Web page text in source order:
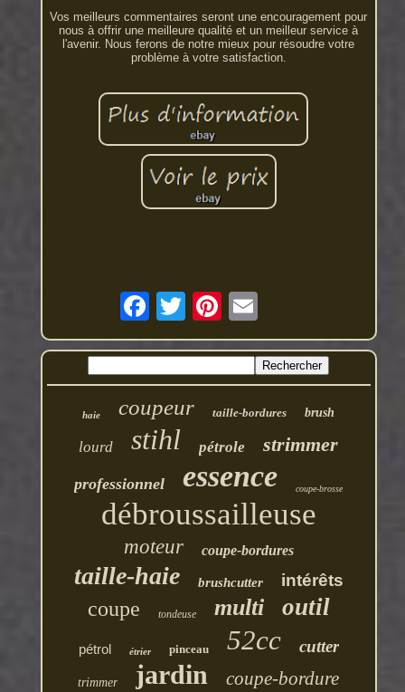
Vos meilleurs commentaires seront une encouragement pour
nous à offrir une meilleure qualité et un meilleur service à
l'avenir. Nous ferons de notre mieux pour résoudre votre
problème à votre satisfaction.
haie coupeur taille-bordures brush
lourd stihl pétrole strimmer
professionnel essence coupe-brosse
débroussailleuse
moteur coupe-bordures
taille-haie brushcutter intérêts
coupe tondeuse multi outil
pétrol étrier pinceau 52cc cutter
trimmer jardin coupe-bordure